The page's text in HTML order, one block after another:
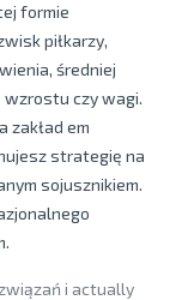
formie
piłkarzy,
średniej
czy wagi.
zakład em
strategię na
sojusznikiem.
i actually